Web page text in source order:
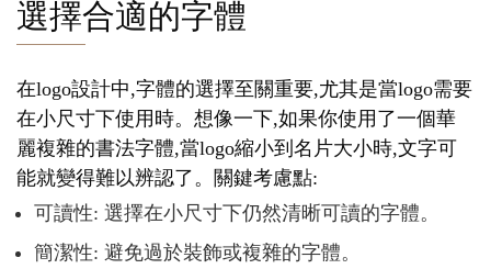
選擇合適的字體
在logo設計中,字體的選擇至關重要,尤其是當logo需要
在小尺寸下使用時。想像一下,如果你使用了一個華
麗複雜的書法字體,當logo縮小到名片大小時,文字可
能就變得難以辨認了。關鍵考慮點:
可讀性: 選擇在小尺寸下仍然清晰可讀的字體。
簡潔性: 避免過於裝飾或複雜的字體。